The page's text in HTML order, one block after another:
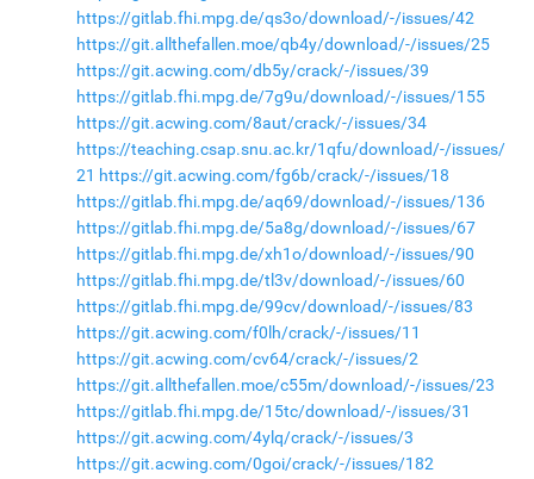
https://gitlab.fhi.mpg.de/qs3o/download/-/issues/42
https://git.allthefallen.moe/qb4y/download/-/issues/25
https://git.acwing.com/db5y/crack/-/issues/39
https://gitlab.fhi.mpg.de/7g9u/download/-/issues/155
https://git.acwing.com/8aut/crack/-/issues/34
https://teaching.csap.snu.ac.kr/1qfu/download/-/issues/
21 https://git.acwing.com/fg6b/crack/-/issues/18
https://gitlab.fhi.mpg.de/aq69/download/-/issues/136
https://gitlab.fhi.mpg.de/5a8g/download/-/issues/67
https://gitlab.fhi.mpg.de/xh1o/download/-/issues/90
https://gitlab.fhi.mpg.de/tl3v/download/-/issues/60
https://gitlab.fhi.mpg.de/99cv/download/-/issues/83
https://git.acwing.com/f0lh/crack/-/issues/11
https://git.acwing.com/cv64/crack/-/issues/2
https://git.allthefallen.moe/c55m/download/-/issues/23
https://gitlab.fhi.mpg.de/15tc/download/-/issues/31
https://git.acwing.com/4ylq/crack/-/issues/3
https://git.acwing.com/0goi/crack/-/issues/182